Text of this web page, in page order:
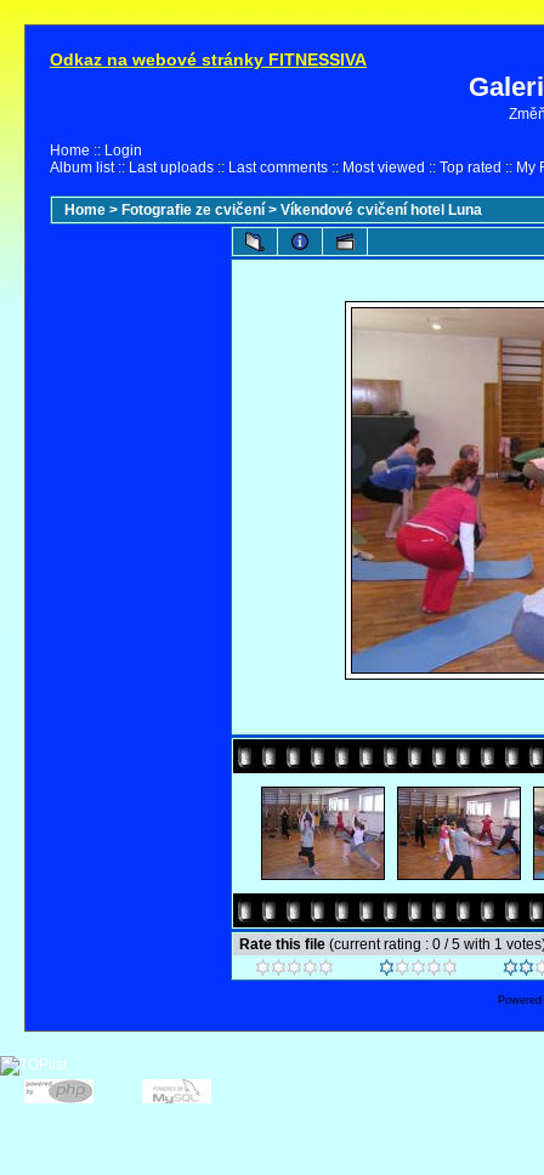
Odkaz na webové stránky FITNESSIVA
Home :: Login
Album list:: Last uploads :: Last comments :: Most viewed :: Top rated :: My
Home > Fotografie ze cvičení > Víkendové cvičení hotel Luna
Rate this file (current rating : 0 / 5 with 1